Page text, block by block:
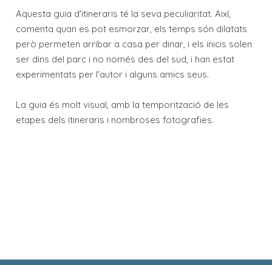
Aquesta guia d'itineraris té la seva peculiaritat. Així,
comenta quan es pot esmorzar, els temps són dilatats
però permeten arribar a casa per dinar, i els inicis solen
ser dins del parc i no només des del sud, i han estat
experimentats per l'autor i alguns amics seus.
La guia és molt visual, amb la temporització de les
etapes dels itineraris i nombroses fotografies.